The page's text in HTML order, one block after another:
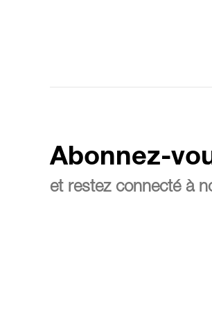
Abonnez-
et restez connecté à